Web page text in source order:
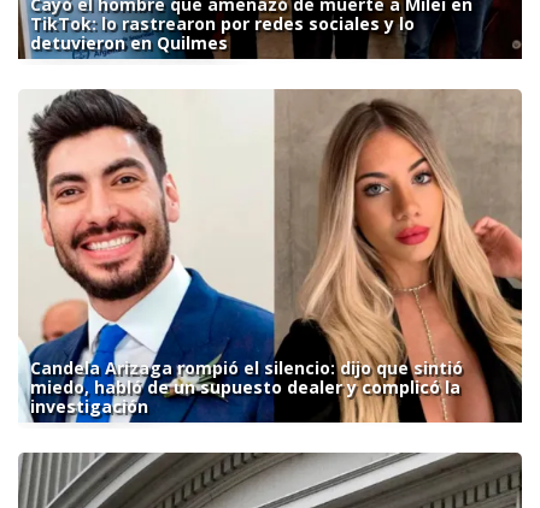
TikTok: lo rastrearon por redes sociales y lo
detuvieron en Quilmes
Candela Arizaga rompió el silencio: dijo que sintió
miedo, habló de un supuesto dealer y complicó la
investigación